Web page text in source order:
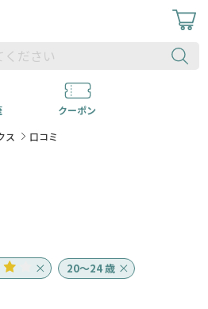
クーポン
ス 口コミ
20～24 歳